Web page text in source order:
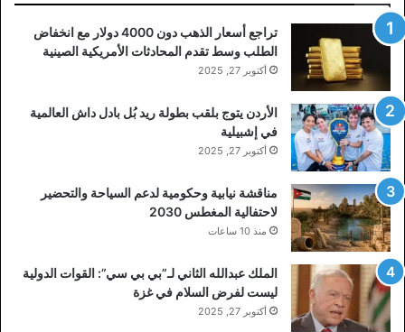
تراجع أسعار الذهب دون 4000 دولار مع انخفاض
الطلب وسط تقدم المحادثات الأمريكية الصينية
أكتوبر 27, 2025
الأردن يتوج بلقب بطولة ريد بُل بادل داش العالمية
في إشبيلية
أكتوبر 27, 2025
مناقشة نيابية وحكومية لدعم السياحة والتحضير
لاحتفالية المغطس 2030
منذ 10 ساعات
الملك عبدالله الثاني لـ”بي بي سي”: القوات الدولية
ليست لفرض السلام في غزة
أكتوبر 27, 2025